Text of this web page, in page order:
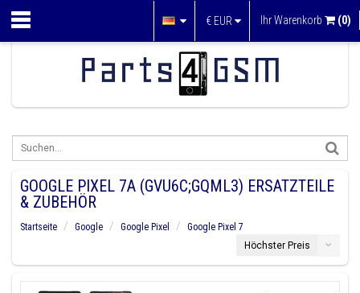
€ EUR Ihr Warenkorb (0)
GOOGLE PIXEL 7A (GVU6C;GQML3) ERSATZTEILE
& ZUBEHÖR
Startseite Google Google Pixel
Google Pixel 7
Höchster Preis